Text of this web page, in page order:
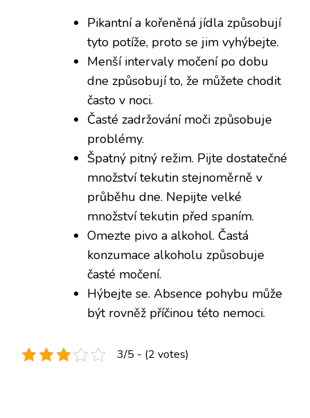
Pikantní a kořeněná jídla způsobují
tyto potíže, proto se jim vyhýbejte.
Menší intervaly močení po dobu
dne způsobují to, že můžete chodit
často v noci.
Časté zadržování moči způsobuje
problémy.
Špatný pitný režim. Pijte dostatečné
množství tekutin stejnoměrně v
průběhu dne. Nepijte velké
množství tekutin před spaním.
Omezte pivo a alkohol. Častá
konzumace alkoholu způsobuje
časté močení.
Hýbejte se. Absence pohybu může
být rovněž příčinou této nemoci.
3/5 - (2 votes)